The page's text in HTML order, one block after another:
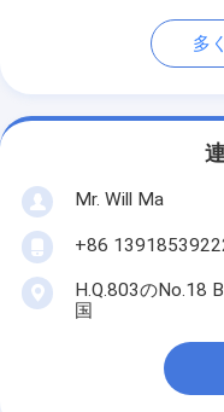
多
Mr. Will Ma
+86
H.Q.803のNo.18
国